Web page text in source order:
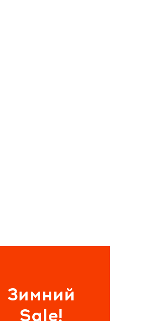
Зимний
Sale!